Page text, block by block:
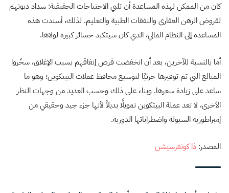
كان من الممكن لهذه المساعدة أن تلبي الاحتياجات الحقيقية: سداد ديونهم
لقروض الرهن العقاري والنفقات الطبية والتعليم. لذلك، أسندت هذه
المساعدة إلى النظام المالي، الذي كان سيتكبد خسائر كبيرة لولاها.
أما بالنسبة للآخرين، بعد أن انخفضت فرص إنفاقهم بسبب الإغلاق، سخّروا
المبالغ التي تم توفيرها جزئيًا لتوسيع محافظ عملات البيتكوين؛ وهو ما
ساعد على زيادة سعرها. وبناء على ذلك وحسب العديد من وجهات النظر
الأخرى، لا تعد عملة البيتكوين تمويلًا بديلاً لأنها جزء جيد وحقيقي من
إمبراطورية السيولة واضطراباتها الدورية.
المصدر: ذا كونفرسيشن